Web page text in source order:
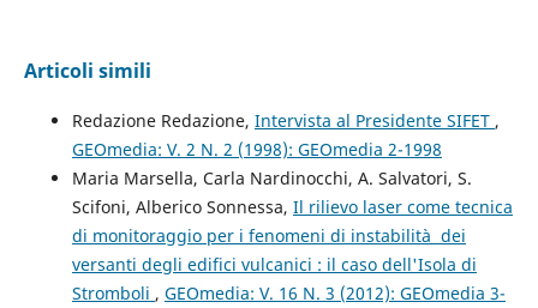
Articoli simili
Redazione Redazione, Intervista al Presidente SIFET ,
GEOmedia: V. 2 N. 2 (1998): GEOmedia 2-1998
Maria Marsella, Carla Nardinocchi, A. Salvatori, S.
Scifoni, Alberico Sonnessa, Il rilievo laser come tecnica
di monitoraggio per i fenomeni di instabilità dei
versanti degli edifici vulcanici : il caso dell'Isola di
Stromboli , GEOmedia: V. 16 N. 3 (2012): GEOmedia 3-